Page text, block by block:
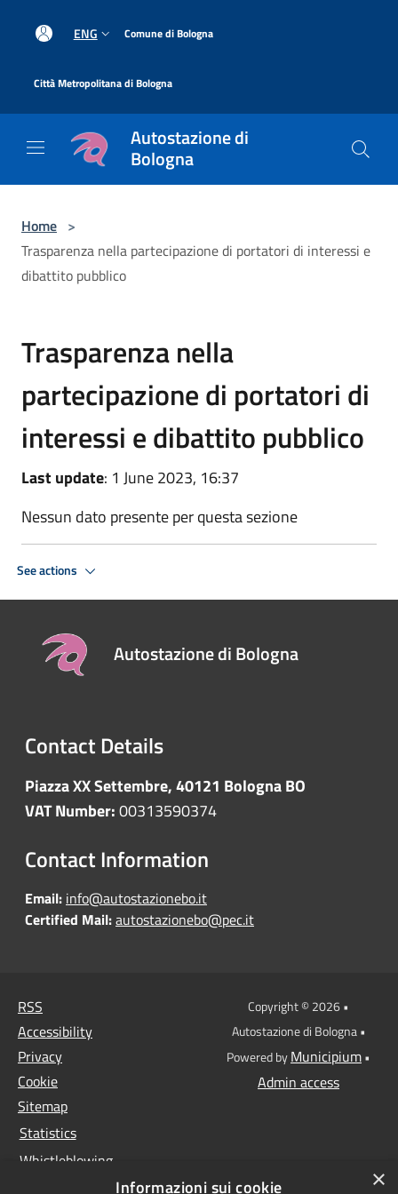
ENG Comune di Bologna
Città Metropolitana di Bologna
Autostazione di
Bologna
Home >
Trasparenza nella partecipazione di portatori di interessi e
dibattito pubblico
Trasparenza nella
partecipazione di portatori di
interessi e dibattito pubblico
Last update: 1 June 2023, 16:37
Nessun dato presente per questa sezione
See actions
Autostazione di Bologna
Contact Details
Piazza XX Settembre, 40121 Bologna BO
VAT Number:00313590374
Contact Information
Email: info@autostazionebo.it
Certified Mail:autostazionebo@pec.it
RSS
Accessibility
Privacy
Cookie
Sitemap
Statistics
Whistleblowing
Copyright © 2026 •
Autostazione di Bologna •
Powered byMunicipium•
Admin access
×
Informazioni sui cookie